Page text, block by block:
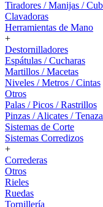
Tiradores / Manijas /
Clavadoras
Herramientas de Mano
+
Destornilladores
Espátulas / Cucharas
Martillos / Macetas
Niveles / Metros / Cintas
Otros
Palas / Picos / Rastrillos
Pinzas / Alicates /
Sistemas de Corte
Sistemas Corredizos
+
Correderas
Otros
Rieles
Ruedas
Tornillería